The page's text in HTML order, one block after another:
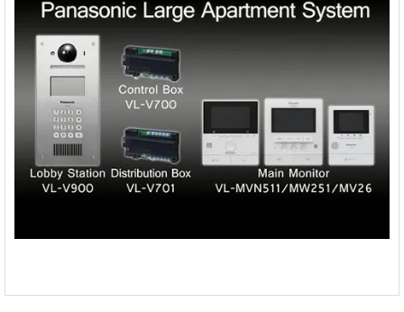
Máy Tính
Linh kiện máy tính
Hệ Thống Giám Sát
Kiểm Soát Ra Vào
Chuông Cửa Có Hình
Hội Nghị Truyền Hình